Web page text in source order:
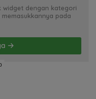
widget dengan kategori
pada